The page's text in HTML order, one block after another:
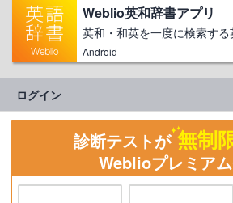
Weblio英和辞書アプリ
英和・和英を一度に検索す
Android
ログイン
診断テストが 無制
Weblioプレミア